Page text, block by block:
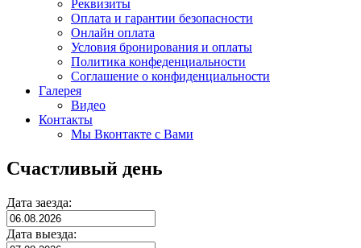
Реквизиты
Оплата и гарантии безопасности
Онлайн оплата
Условия бронирования и оплаты
Политика конфеденциальности
Соглашение о конфиденциальности
Галерея
Видео
Контакты
Мы Вконтакте с Вами
Счастливый день
Дата заезда:
Дата выезда: